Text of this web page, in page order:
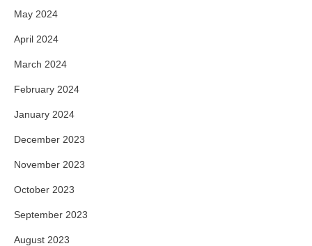
May 2024
April 2024
March 2024
February 2024
January 2024
December 2023
November 2023
October 2023
September 2023
August 2023